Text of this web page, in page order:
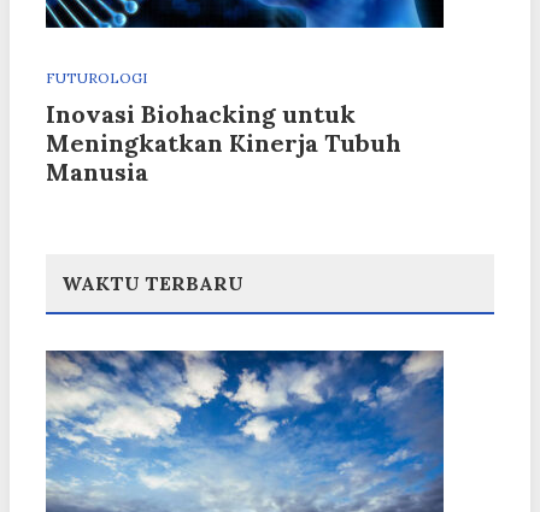
FUTUROLOGI
Inovasi Biohacking untuk
Meningkatkan Kinerja Tubuh
Manusia
WAKTU TERBARU